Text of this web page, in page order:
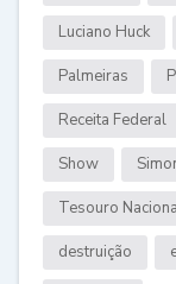
Luciano Huck
Palmeiras
Receita Federal
Show
Tesouro
destruição